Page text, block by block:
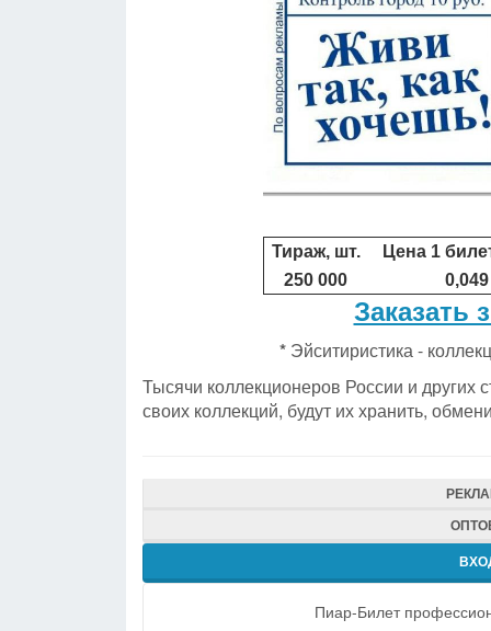
Тираж, шт.
Цена 1
250 000
0,049
Заказать
* Эйситиристика -
Тысячи коллекционеров России и других
своих коллекций, будут их хранить,
Пиар-Билет